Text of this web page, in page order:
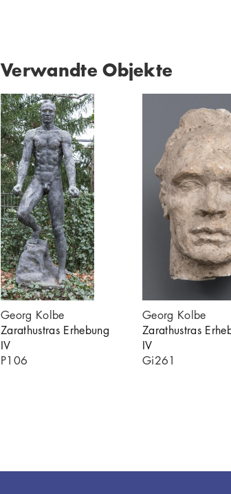
Verwandte Objekte
Georg Kolbe
Zarathustras Erhebung
IV
P106
Georg Kolbe
Zarathustras
IV
Gi261